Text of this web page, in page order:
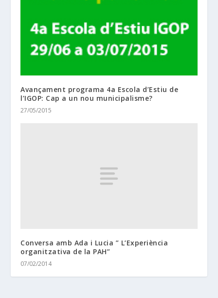
Avançament programa 4a Escola d’Estiu de
l’IGOP: Cap a un nou municipalisme?
27/05/2015
Conversa amb Ada i Lucia ” L’Experiència
organitzativa de la PAH”
07/02/2014